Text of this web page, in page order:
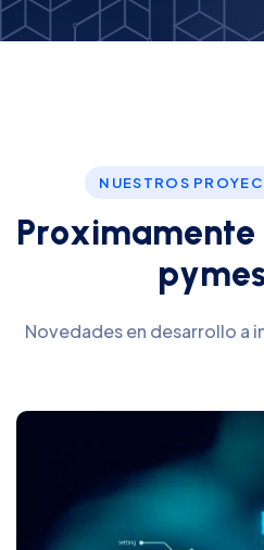
NUESTROS
Proximamente
pyme
Novedades en desarrollo a